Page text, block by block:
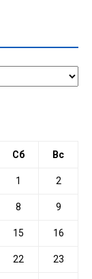
Сб Вс
1 2
8 9
15 16
22 23